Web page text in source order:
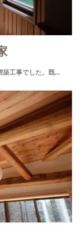
築工事でした。既…